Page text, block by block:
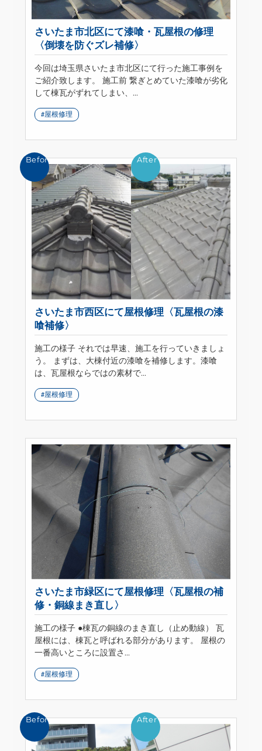
さいたま市北区にて漆喰・瓦屋根の修理
〈倒壊を防ぐズレ補修〉
今回は埼玉県さいたま市北区にて行った施工事例を
ご紹介致します。 施工前 繋ぎとめていた漆喰が劣化
して棟瓦がずれてしまい、...
屋根修理
Before After
さいたま市西区にて屋根修理〈瓦屋根の漆
喰補修〉
施工の様子 それでは早速、施工を行っていきましょ
う。 まずは、大棟付近の漆喰を補修します。漆喰
は、瓦屋根ならではの素材で...
屋根修理
さいたま市緑区にて屋根修理〈瓦屋根の補
修・銅線まき直し〉
施工の様子 ●棟瓦の銅線のまき直し（止め動線） 瓦
屋根には、棟瓦と呼ばれる部分があります。 屋根の
一番高いところに設置さ...
屋根修理
Before After